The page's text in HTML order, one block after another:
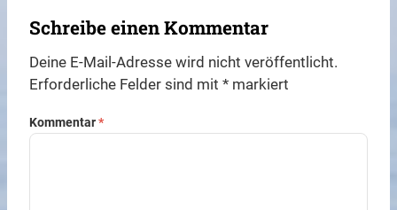
Schreibe einen Kommentar
Deine E-Mail-Adresse wird nicht veröffentlicht.
Erforderliche Felder sind mit* markiert
Kommentar*